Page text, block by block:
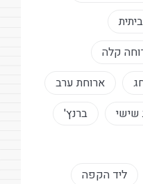
קלה
ארוחת ערב
שישי
ברנץ'
ליד הקפה